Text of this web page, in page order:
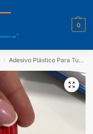
0
/ Adesivo Plástico Para Tubos e Conexões de PVC Rígido 175g Krona